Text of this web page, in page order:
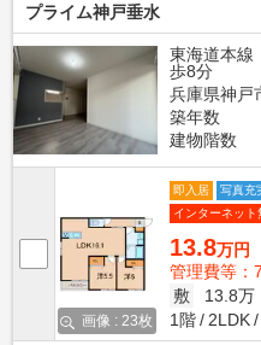
プライム神戸垂水
東海道本線
歩8分
兵庫県神戸
築年数
建物階数
画像 : 23枚
即入居 写真充
インターネット
13.8万円
管理費等：
敷
13.8万
1階
2LDK